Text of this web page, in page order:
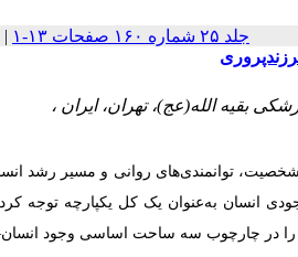
جلد ۲۵ شماره ۱۶۰ صفحات ۱۳-۱ |
بقیه الله(عج)، تهران، ایران ،
توانمندی‌های روانی و مسیر رشد
انسان به‌عنوان یک کل یکپارچه توجه
را در چارچوب سه ساحت اساسی وجود انسان